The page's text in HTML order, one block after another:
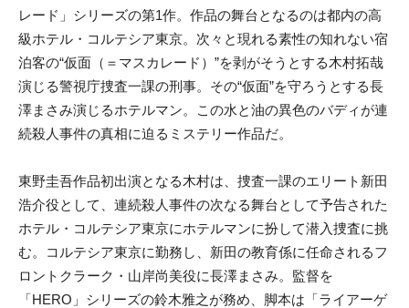
レード」シリーズの第1作。作品の舞台となるのは都内の高
級ホテル・コルテシア東京。次々と現れる素性の知れない宿
泊客の“仮面（＝マスカレード）”を剥がそうとする木村拓哉
演じる警視庁捜査一課の刑事。その“仮面”を守ろうとする長
澤まさみ演じるホテルマン。この水と油の異色のバディが連
続殺人事件の真相に迫るミステリー作品だ。
東野圭吾作品初出演となる木村は、捜査一課のエリート新田
浩介役として、連続殺人事件の次なる舞台として予告された
ホテル・コルテシア東京にホテルマンに扮して潜入捜査に挑
む。コルテシア東京に勤務し、新田の教育係に任命されるフ
ロントクラーク・山岸尚美役に長澤まさみ。監督を
「HERO」シリーズの鈴木雅之が務め、脚本は「ライアーゲ